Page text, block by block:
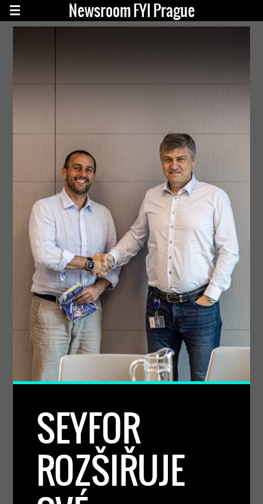
Newsroom FYI Prague
SEYFOR
ROZŠIŘUJE